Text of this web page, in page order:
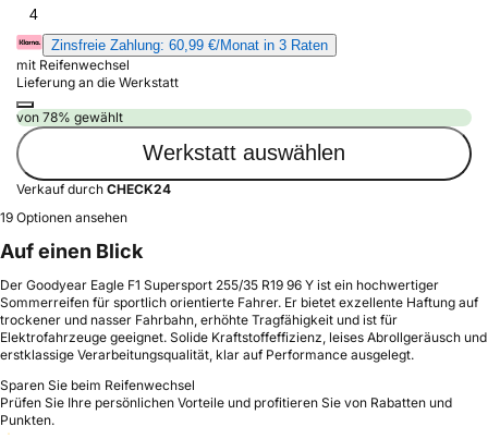
4
Zinsfreie Zahlung: 60,99 €/Monat in 3 Raten
mit Reifenwechsel
Lieferung an die Werkstatt
von 78% gewählt
Werkstatt auswählen
Verkauf durch CHECK24
19 Optionen ansehen
Auf einen Blick
Der Goodyear Eagle F1 Supersport 255/35 R19 96 Y ist ein hochwertiger
Sommerreifen für sportlich orientierte Fahrer. Er bietet exzellente Haftung auf
trockener und nasser Fahrbahn, erhöhte Tragfähigkeit und ist für
Elektrofahrzeuge geeignet. Solide Kraftstoffeffizienz, leises Abrollgeräusch und
erstklassige Verarbeitungsqualität, klar auf Performance ausgelegt.
Sparen Sie beim Reifenwechsel
Prüfen Sie Ihre persönlichen Vorteile und profitieren Sie von Rabatten und
Punkten.